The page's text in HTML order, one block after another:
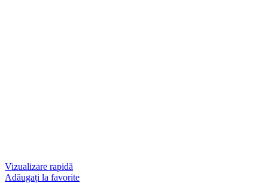
Vizualizare rapidă
Adăugați la favorite